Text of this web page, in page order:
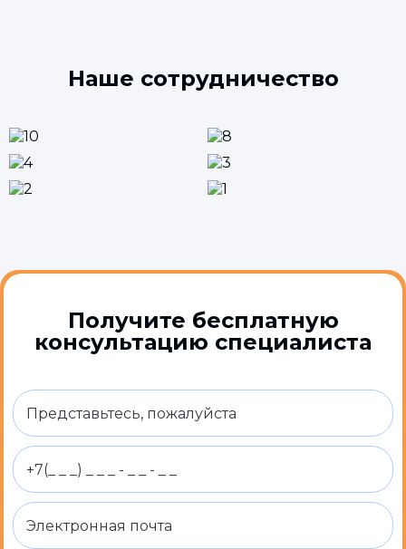
Наше сотрудничество
Получите бесплатную
консультацию специалиста